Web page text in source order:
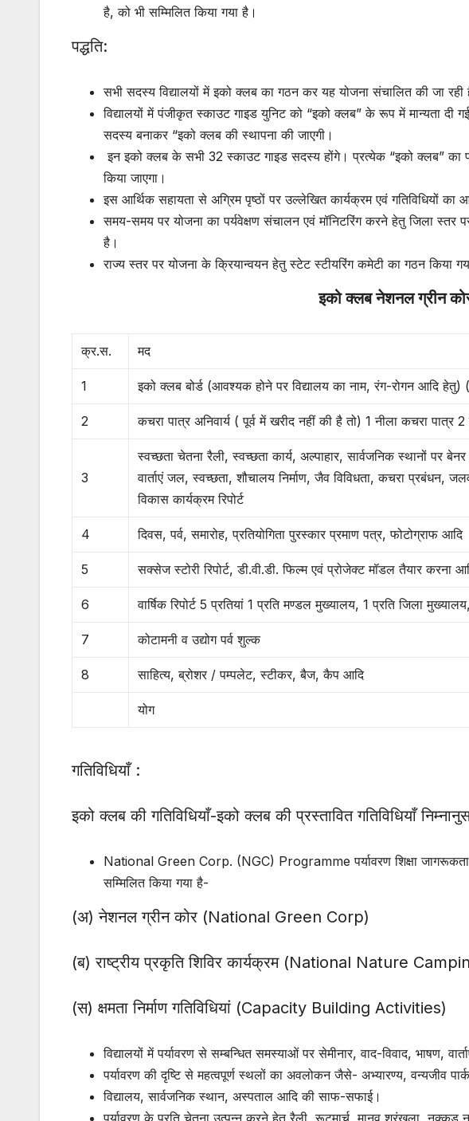
है, को भी सम्मिलित किया गया है।
पद्धति:
सभी सदस्य विद्यालयों में इको क्लब का गठन कर यह योजना संचालित की जा रही
विद्यालयों में पंजीकृत स्काउट गाइड युनिट को “इको क्लब” के रूप में मान्यता दी
सदस्य बनाकर “इको क्लब की स्थापना की जाएगी।
इन इको क्लब के सभी 32 स्काउट गाइड सदस्य होंगे। प्रत्येक “इको क्लब” का
किया जाएगा।
इस आर्थिक सहायता से अग्रिम पृष्ठों पर उल्लेखित कार्यक्रम एवं गतिविधियों का
समय-समय पर योजना का पर्यवेक्षण संचालन एवं मॉनिटरिंग करने हेतु जिला स्तर
है।
राज्य स्तर पर योजना के क्रियान्वयन हेतु स्टेट स्टीयरिंग कमेटी का गठन किया
इको क्लब नेशनल ग्रीन
क्र.स. मद
1 इको क्लब बोर्ड (आवश्यक होने पर विद्यालय का नाम, रंग-रोगन आदि हेतु)
2 कचरा पात्र अनिवार्य ( पूर्व में खरीद नहीं की है तो) 1 नीला कचरा पात्र 2
3
स्वच्छता चेतना रैली, स्वच्छता कार्य, अल्पाहार, सार्वजनिक स्थानों पर
वार्ताएं जल, स्वच्छता, शौचालय निर्माण, जैव विविधता, कचरा प्रबंधन,
विकास कार्यक्रम रिपोर्ट
4 दिवस, पर्व, समारोह, प्रतियोगिता पुरस्कार प्रमाण पत्र, फोटोग्राफ आदि
5 सक्सेज स्टोरी रिपोर्ट, डी.वी.डी. फिल्म एवं प्रोजेक्ट मॉडल तैयार करना
6 वार्षिक रिपोर्ट 5 प्रतियां 1 प्रति मण्डल मुख्यालय, 1 प्रति जिला
7 कोटामनी व उद्योग पर्व शुल्क
8 साहित्य, ब्रोशर / पम्पलेट, स्टीकर, बैज, कैप आदि
योग
गतिविधियाँ :
इको क्लब की गतिविधियाँ-इको क्लब की प्रस्तावित गतिविधियाँ
National Green Corp. (NGC) Programme पर्यावरण शिक्षा जागरूकता
सम्मिलित किया गया है-
(अ) नेशनल ग्रीन कोर (National Green Corp)
(ब) राष्ट्रीय प्रकृति शिविर कार्यक्रम (National Nature
(स) क्षमता निर्माण गतिविधियां (Capacity Building Activities)
विद्यालयों में पर्यावरण से सम्बन्धित समस्याओं पर सेमीनार, वाद-विवाद, भाषण,
पर्यावरण की दृष्टि से महत्वपूर्ण स्थलों का अवलोकन जैसे- अभ्यारण्य, वन्यजीव
विद्यालय, सार्वजनिक स्थान, अस्पताल आदि की साफ-सफाई।